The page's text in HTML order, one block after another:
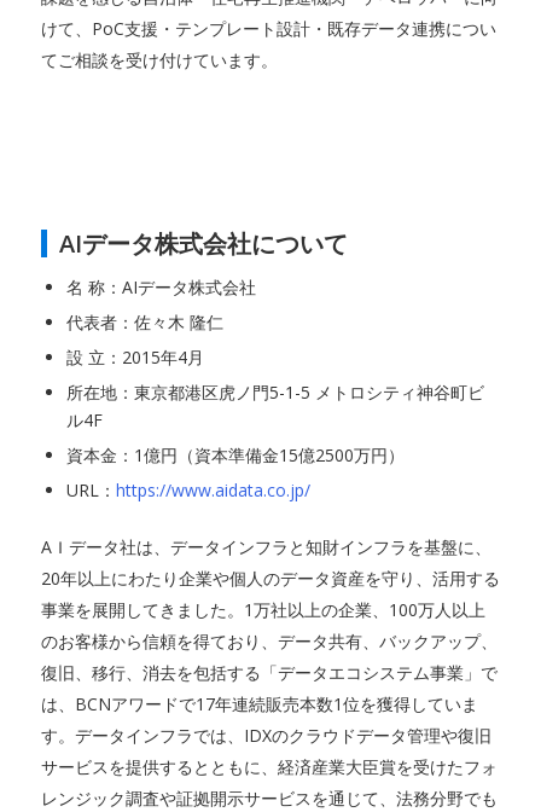
けて、PoC支援・テンプレート設計・既存データ連携につい
てご相談を受け付けています。
AIデータ株式会社について
名 称：AIデータ株式会社
代表者：佐々木 隆仁
設 立：2015年4月
所在地：東京都港区虎ノ門5-1-5 メトロシティ神谷町ビ
ル4F
資本金：1億円（資本準備金15億2500万円）
URL： https://www.aidata.co.jp/
AＩデータ社は、データインフラと知財インフラを基盤に、
20年以上にわたり企業や個人のデータ資産を守り、活用する
事業を展開してきました。1万社以上の企業、100万人以上
のお客様から信頼を得ており、データ共有、バックアップ、
復旧、移行、消去を包括する「データエコシステム事業」で
は、BCNアワードで17年連続販売本数1位を獲得していま
す。データインフラでは、IDXのクラウドデータ管理や復旧
サービスを提供するとともに、経済産業大臣賞を受けたフォ
レンジック調査や証拠開示サービスを通じて、法務分野でも